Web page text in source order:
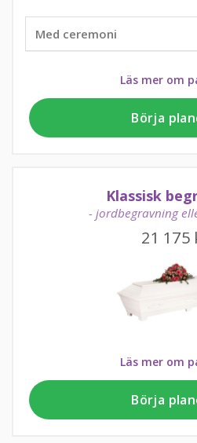
Läs mer om
Börja
Klassisk
- jordbegravning
21 175
Läs mer om
Börja